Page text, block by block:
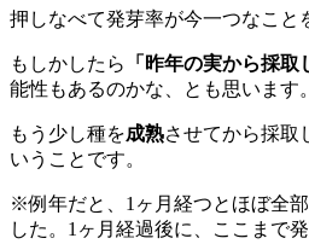
押しなべて発芽率が今一つなこと
もしかしたら 「昨年の実から採取
能性もあるのかな、とも思います。
もう少し種を成熟させてから採取
いうことです。
※例年だと、1ヶ月経つとほぼ全
した。1ヶ月経過後に、ここまで